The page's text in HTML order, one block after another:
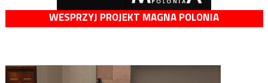
WESPRZYJ PROJEKT MAGNA POLONIA